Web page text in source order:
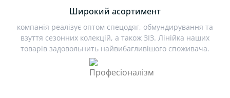
Широкий асортимент
компанія реалізує оптом спецодяг, обмундирування та
взуття сезонних колекцій, а також ЗІЗ. Лінійка наших
товарів задовольнить найвибагливішого споживача.